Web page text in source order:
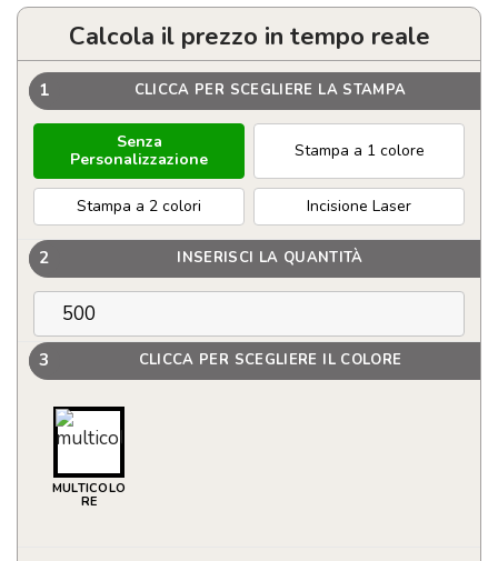
Calcola il prezzo in tempo reale
1 CLICCA PER SCEGLIERE LA STAMPA
Senza
Personalizzazione
Stampa a 1 colore
Stampa a 2 colori Incisione Laser
2 INSERISCI LA QUANTITÀ
3 CLICCA PER SCEGLIERE IL COLORE
MULTICOLO
RE